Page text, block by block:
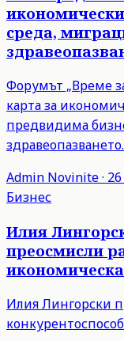
среда,
Форумът „Време
карта за
предвидима
здравеопазването.
Admin Novinite·
Бизнес
Илия
преосмисли
Илия Лингорски